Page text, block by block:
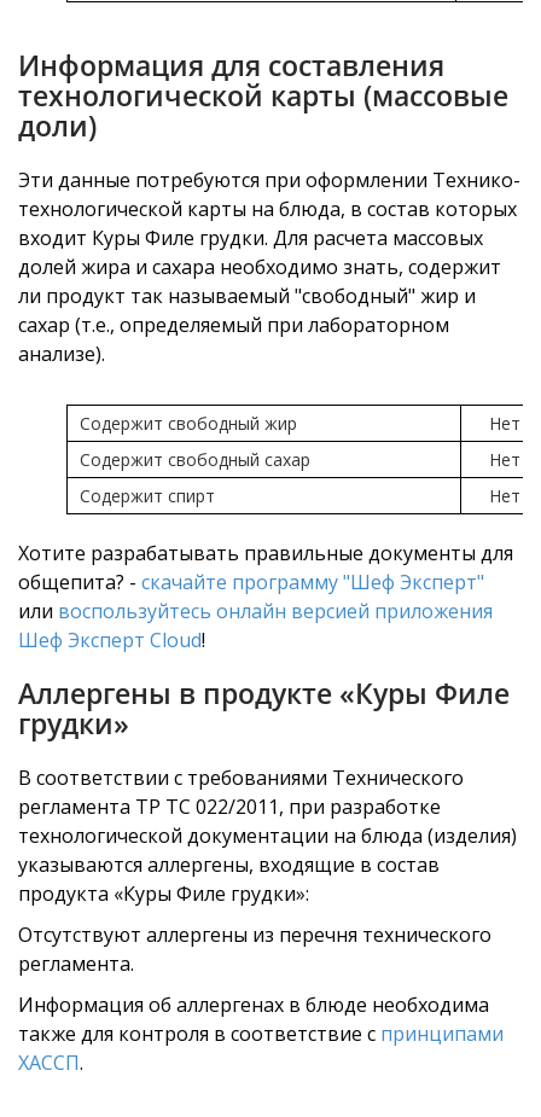
Информация для составления
технологической карты (массовые
доли)
Эти данные потребуются при оформлении Технико-
технологической карты на блюда, в состав которых
входит Куры Филе грудки. Для расчета массовых
долей жира и сахара необходимо знать, содержит
ли продукт так называемый "свободный" жир и
сахар (т.е., определяемый при лабораторном
анализе).
Содержит свободный жир
Нет
Содержит свободный сахар
Нет
Содержит спирт
Нет
Хотите разрабатывать правильные документы для
общепита? - скачайте программу "Шеф Эксперт"
или воспользуйтесь онлайн версией приложения
Шеф Эксперт Cloud!
Аллергены в продукте «Куры Филе
грудки»
В соответствии с требованиями Технического
регламента ТР ТС 022/2011, при разработке
технологической документации на блюда (изделия)
указываются аллергены, входящие в состав
продукта «Куры Филе грудки»:
Отсутствуют аллергены из перечня технического
регламента.
Информация об аллергенах в блюде необходима
также для контроля в соответствие с принципами
ХАССП.